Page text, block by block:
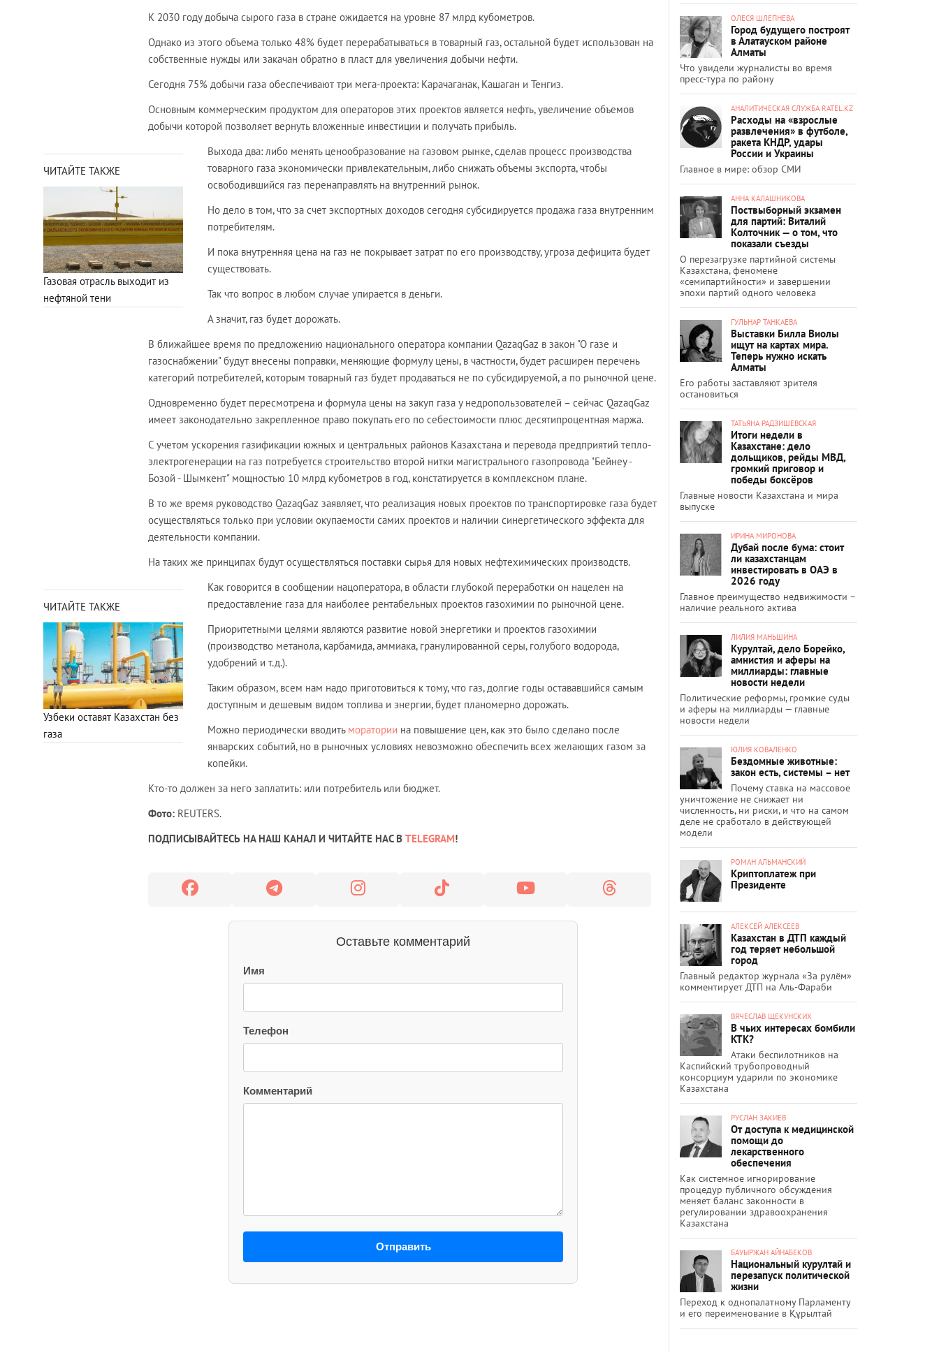
К 2030 году добыча сырого газа в стране ожидается на уровне 87 млрд кубометров.
Однако из этого объема только 48% будет перерабатываться в товарный газ, остальной будет использован на
собственные нужды или закачан обратно в пласт для увеличения добычи нефти.
Сегодня 75% добычи газа обеспечивают три мега-проекта: Карачаганак, Кашаган и Тенгиз.
Основным коммерческим продуктом для операторов этих проектов является нефть, увеличение объемов
добычи которой позволяет вернуть вложенные инвестиции и получать прибыль.
ЧИТАЙТЕ ТАКЖЕ
Газовая отрасль выходит из
нефтяной тени
Выхода два: либо менять ценообразование на газовом рынке, сделав процесс производства
товарного газа экономически привлекательным, либо снижать объемы экспорта, чтобы
освободившийся газ перенаправлять на внутренний рынок.
Но дело в том, что за счет экспортных доходов сегодня субсидируется продажа газа внутренним
потребителям.
И пока внутренняя цена на газ не покрывает затрат по его производству, угроза дефицита будет
существовать.
Так что вопрос в любом случае упирается в деньги.
А значит, газ будет дорожать.
В ближайшее время по предложению национального оператора компании QazaqGaz в закон "О газе и
газоснабжении" будут внесены поправки, меняющие формулу цены, в частности, будет расширен перечень
категорий потребителей, которым товарный газ будет продаваться не по субсидируемой, а по рыночной цене.
Одновременно будет пересмотрена и формула цены на закуп газа у недропользователей – сейчас QazaqGaz
имеет законодательно закрепленное право покупать его по себестоимости плюс десятипроцентная маржа.
С учетом ускорения газификации южных и центральных районов Казахстана и перевода предприятий тепло-
электрогенерации на газ потребуется строительство второй нитки магистрального газопровода "Бейнеу -
Бозой - Шымкент" мощностью 10 млрд кубометров в год, констатируется в комплексном плане.
В то же время руководство QazaqGaz заявляет, что реализация новых проектов по транспортировке газа будет
осуществляться только при условии окупаемости самих проектов и наличии синергетического эффекта для
деятельности компании.
На таких же принципах будут осуществляться поставки сырья для новых нефтехимических производств.
ЧИТАЙТЕ ТАКЖЕ
Узбеки оставят Казахстан без
газа
Как говорится в сообщении нацоператора, в области глубокой переработки он нацелен на
предоставление газа для наиболее рентабельных проектов газохимии по рыночной цене.
Приоритетными целями являются развитие новой энергетики и проектов газохимии
(производство метанола, карбамида, аммиака, гранулированной серы, голубого водорода,
удобрений и т.д.).
Таким образом, всем нам надо приготовиться к тому, что газ, долгие годы остававшийся самым
доступным и дешевым видом топлива и энергии, будет планомерно дорожать.
Можно периодически вводить моратории на повышение цен, как это было сделано после
январских событий, но в рыночных условиях невозможно обеспечить всех желающих газом за
копейки.
Кто-то должен за него заплатить: или потребитель или бюджет.
Фото: REUTERS.
ПОДПИСЫВАЙТЕСЬ НА НАШ КАНАЛ И ЧИТАЙТЕ НАС В TELEGRAM!
Оставьте комментарий
Имя
Телефон
Комментарий
Отправить
ОЛЕСЯ ШЛЕПНЕВА
Город будущего построят
в Алатауском районе
Алматы
Что увидели журналисты во время
пресс-тура по району
АНАЛИТИЧЕСКАЯ СЛУЖБА RATEL.KZ
Расходы на «взрослые
развлечения» в футболе,
ракета КНДР, удары
России и Украины
Главное в мире: обзор СМИ
АННА КАЛАШНИКОВА
Поствыборный экзамен
для партий: Виталий
Колточник — о том, что
показали съезды
О перезагрузке партийной системы
Казахстана, феномене
«семипартийности» и завершении
эпохи партий одного человека
ГУЛЬНАР ТАНКАЕВА
Выставки Билла Виолы
ищут на картах мира.
Теперь нужно искать
Алматы
Его работы заставляют зрителя
остановиться
ТАТЬЯНА РАДЗИШЕВСКАЯ
Итоги недели в
Казахстане: дело
дольщиков, рейды МВД,
громкий приговор и
победы боксёров
Главные новости Казахстана и мира
выпуске
ИРИНА МИРОНОВА
Дубай после бума: стоит
ли казахстанцам
инвестировать в ОАЭ в
2026 году
Главное преимущество недвижимости –
наличие реального актива
ЛИЛИЯ МАНЬШИНА
Курултай, дело Борейко,
амнистия и аферы на
миллиарды: главные
новости недели
Политические реформы, громкие суды
и аферы на миллиарды — главные
новости недели
ЮЛИЯ КОВАЛЕНКО
Бездомные животные:
закон есть, системы – нет
Почему ставка на массовое
уничтожение не снижает ни
численность, ни риски, и что на самом
деле не сработало в действующей
модели
РОМАН АЛЬМАНСКИЙ
Криптоплатеж при
Президенте
АЛЕКСЕЙ АЛЕКСЕЕВ
Казахстан в ДТП каждый
год теряет небольшой
город
Главный редактор журнала «За рулём»
комментирует ДТП на Аль-Фараби
ВЯЧЕСЛАВ ЩЕКУНСКИХ
В чьих интересах бомбили
КТК?
Атаки беспилотников на
Каспийский трубопроводный
консорциум ударили по экономике
Казахстана
РУСЛАН ЗАКИЕВ
От доступа к медицинской
помощи до
лекарственного
обеспечения
Как системное игнорирование
процедур публичного обсуждения
меняет баланс законности в
регулировании здравоохранения
Казахстана
БАУЫРЖАН АЙНАБЕКОВ
Национальный курултай и
перезапуск политической
жизни
Переход к однопалатному Парламенту
и его переименование в Құрылтай